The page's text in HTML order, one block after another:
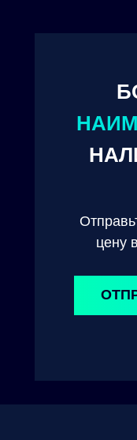
цену
© 2024. ООО